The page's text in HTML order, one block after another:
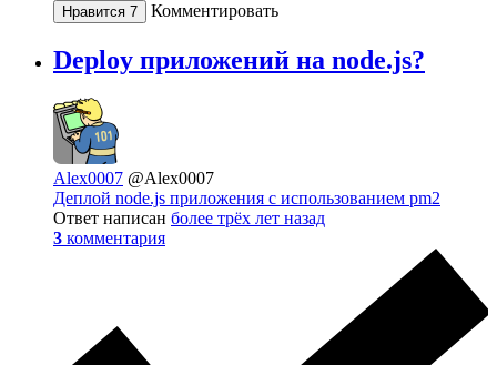
Нравится 7 Комментировать
Deploy приложений на node.js?
Alex0007 @Alex0007
Деплой node.js приложения с использованием pm2
Ответ написан более трёх лет назад
3 комментария